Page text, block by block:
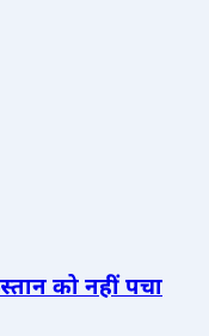
को नहीं पचा